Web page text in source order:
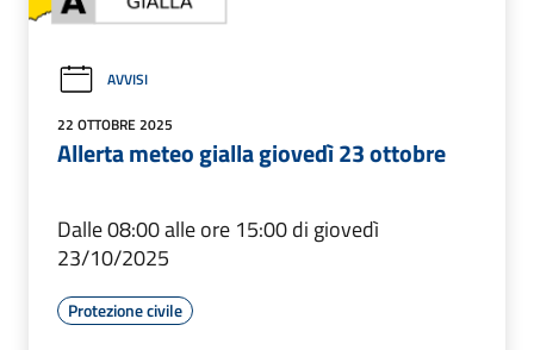
AVVISI
22 OTTOBRE 2025
Allerta meteo gialla giovedì 23 ottobre
Dalle 08:00 alle ore 15:00 di giovedì
23/10/2025
Protezione civile